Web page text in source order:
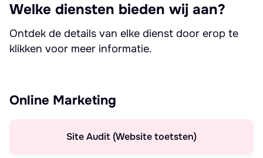
Welke diensten bieden wij aan?
Ontdek de details van elke dienst door erop te
klikken voor meer informatie.
Online Marketing
Site Audit (Website toetsten)